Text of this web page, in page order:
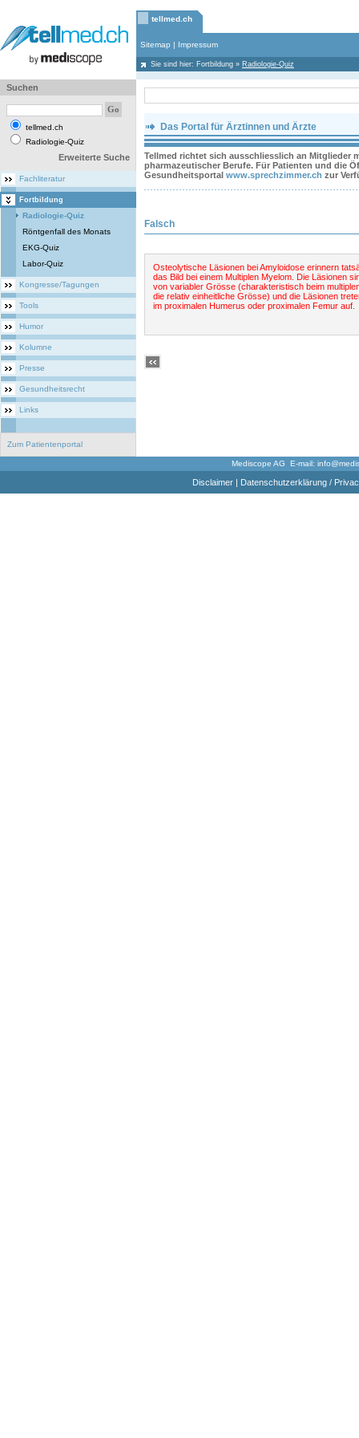
tellmed.ch
Sitemap | Impressum
Sie sind hier: Fortbildung » Radiologie-Quiz
Suchen
tellmed.ch
Radiologie-Quiz
Erweiterte Suche
Fachliteratur
Fortbildung
Radiologie-Quiz
Röntgenfall des Monats
EKG-Quiz
Labor-Quiz
Kongresse/Tagungen
Tools
Humor
Kolumne
Presse
Gesundheitsrecht
Links
Zum Patientenportal
Das Portal für Ärztinnen und Ärzte
Tellmed richtet sich ausschliesslich an Mitglieder
pharmazeutischer Berufe. Für Patienten und die
Gesundheitsportal www.sprechzimmer.ch zur
Falsch
Osteolytische Läsionen bei Amyloidose erinnern
das Bild bei einem Multiplen Myelom. Die Läsionen
von variabler Grösse (charakteristisch beim
die relativ einheitliche Grösse) und die Läsionen
im proximalen Humerus oder proximalen Femur auf.
Mediscope AG E-mail:
Disclaimer| Datenschutzerklärung /